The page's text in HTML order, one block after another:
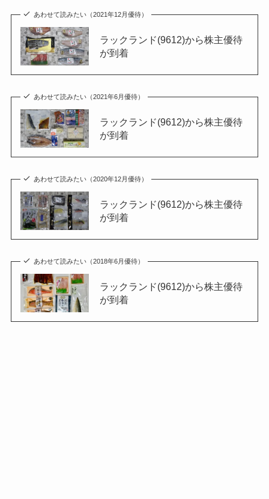
あわせて読みたい（2021年12月優待）
ラックランド(9612)から株主優待
が到着
あわせて読みたい（2021年6月優待）
ラックランド(9612)から株主優待
が到着
あわせて読みたい（2020年12月優待）
ラックランド(9612)から株主優待
が到着
あわせて読みたい（2018年6月優待）
ラックランド(9612)から株主優待
が到着